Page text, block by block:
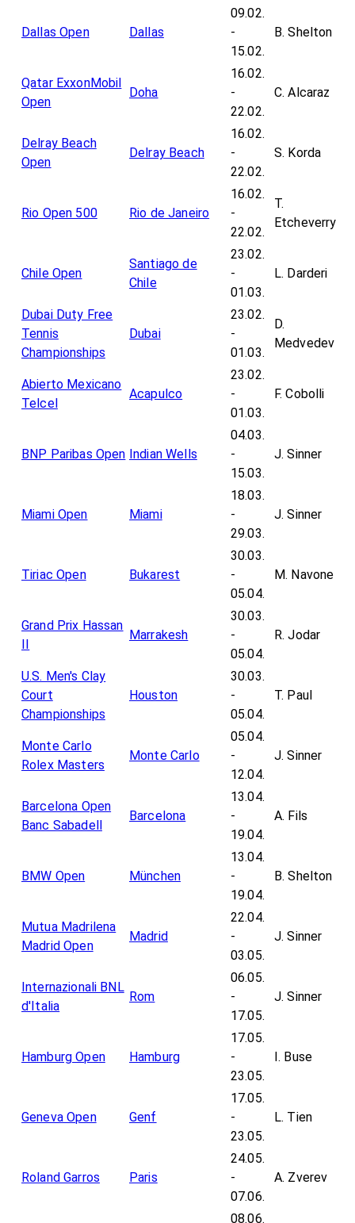
Dallas Open Dallas
09.02.
-
15.02.
B. Shelton
Qatar ExxonMobil
Open
Doha
16.02.
-
22.02.
C. Alcaraz
Delray Beach
Open
Delray Beach
16.02.
-
22.02.
S. Korda
Rio Open 500 Rio de Janeiro
16.02.
-
22.02.
T.
Etcheverry
Chile Open
Santiago de
Chile
23.02.
-
01.03.
L. Darderi
Dubai Duty Free
Tennis
Championships
Dubai
23.02.
-
01.03.
D.
Medvedev
Abierto Mexicano
Telcel
Acapulco
23.02.
-
01.03.
F. Cobolli
BNP Paribas Open Indian Wells
04.03.
-
15.03.
J. Sinner
Miami Open Miami
18.03.
-
29.03.
J. Sinner
Tiriac Open Bukarest
30.03.
-
05.04.
M. Navone
Grand Prix Hassan
Marrakesh
30.03.
-
05.04.
R. Jodar
U.S. Men's Clay
Court
Championships
Houston
30.03.
-
05.04.
T. Paul
Monte Carlo
Rolex Masters
Monte Carlo
05.04.
-
12.04.
J. Sinner
Barcelona Open
Banc Sabadell
Barcelona
13.04.
-
19.04.
A. Fils
BMW Open München
13.04.
-
19.04.
B. Shelton
Mutua Madrilena
Madrid Open
Madrid
22.04.
-
03.05.
J. Sinner
Internazionali BNL
d'Italia
Rom
06.05.
-
17.05.
J. Sinner
Hamburg Open Hamburg
17.05.
-
23.05.
I. Buse
Geneva Open Genf
17.05.
-
23.05.
L. Tien
Roland Garros Paris
24.05.
-
07.06.
A. Zverev
08.06.